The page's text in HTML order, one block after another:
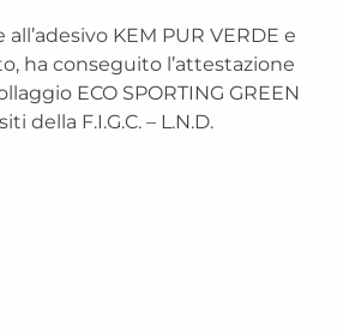
KEM PUR VERDE e
ha conseguito l’attestazione
ECO SPORTING GREEN
della F.I.G.C. – L.N.D.